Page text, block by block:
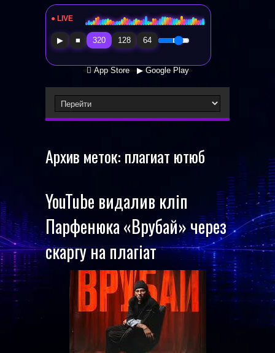
● LIVE Radio Sfera Music
▶ ■ 320 128 64
 App Store ▶ Google Play
Архив меток: плагиат ютюб
YouTube видалив кліп
Парфенюка «Врубай» через
скаргу на плагіат